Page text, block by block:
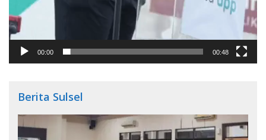
00:00 00:48
Berita Sulsel